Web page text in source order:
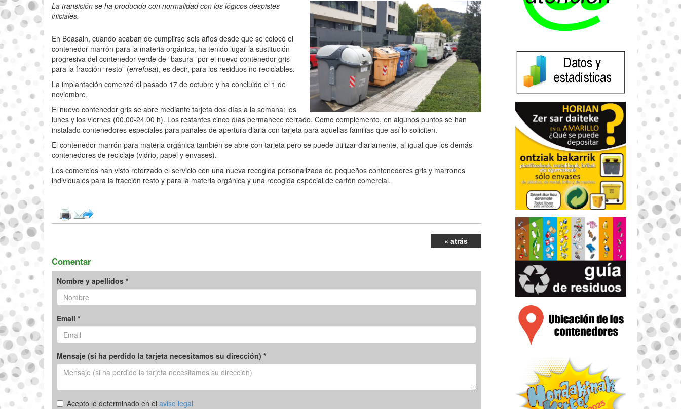
La transición se ha producido con normalidad con los lógicos despistes
iniciales.
En Beasain, cuando acaban de cumplirse seis años desde que se colocó el
contenedor marrón para la materia orgánica, ha tenido lugar la sustitución
progresiva del contenedor verde de “basura” por el nuevo contenedor gris
para la fracción “resto” (errefusa), es decir, para los residuos no reciclables.
La implantación comenzó el pasado 17 de octubre y ha concluido el 1 de
noviembre.
El nuevo contenedor gris se abre mediante tarjeta dos días a la semana: los
lunes y los viernes (00.00-24.00 h). Los restantes cinco días permanece cerrado. Como complemento, en algunos puntos se han
instalado contenedores especiales para pañales de apertura diaria con tarjeta para aquellas familias que así lo soliciten.
El contenedor marrón para materia orgánica también se abre con tarjeta pero se puede utilizar diariamente, al igual que los demás
contenedores de reciclaje (vidrio, papel y envases).
Los comercios han visto reforzado el servicio con una nueva recogida personalizada de pequeños contenedores gris y marrones
individuales para la fracción resto y para la materia orgánica y una recogida especial de cartón comercial.
« atrás
Comentar
Nombre y apellidos *
Email *
Mensaje (si ha perdido la tarjeta necesitamos su dirección) *
Acepto lo determinado en el aviso legal